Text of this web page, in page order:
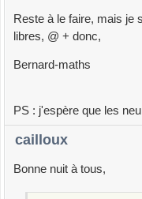
Reste à le faire, mais je
libres, @ + donc,
Bernard-maths
PS : j'espère que les
cailloux
Bonne nuit à tous,